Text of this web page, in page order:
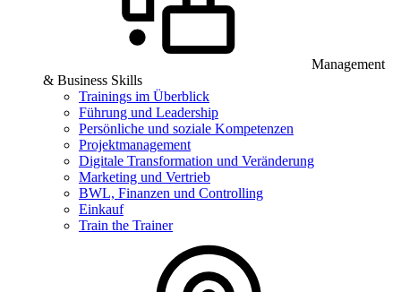
Management
& Business Skills
Trainings im Überblick
Führung und Leadership
Persönliche und soziale Kompetenzen
Projektmanagement
Digitale Transformation und Veränderung
Marketing und Vertrieb
BWL, Finanzen und Controlling
Einkauf
Train the Trainer